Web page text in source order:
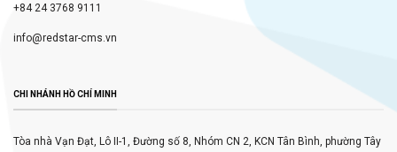
+84 24 3768 9111
info@redstar-cms.vn
CHI NHÁNH HỒ CHÍ MINH
Tòa nhà Vạn Đạt, Lô II-1, Đường số 8, Nhóm CN 2, KCN Tân Bình, phường Tây